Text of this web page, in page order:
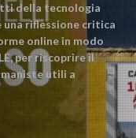
della tecnologia
riflessione critica
online in modo
per riscoprire il
utili a